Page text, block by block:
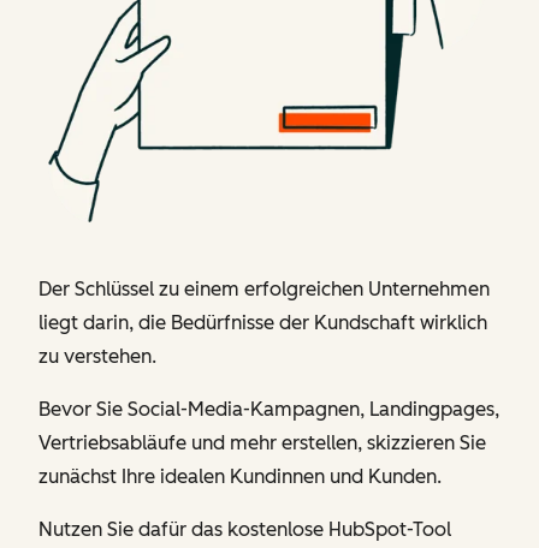
Der Schlüssel zu einem erfolgreichen Unternehmen
liegt darin, die Bedürfnisse der Kundschaft wirklich
zu verstehen.
Bevor Sie Social-Media-Kampagnen, Landingpages,
Vertriebsabläufe und mehr erstellen, skizzieren Sie
zunächst Ihre idealen Kundinnen und Kunden.
Nutzen Sie dafür das kostenlose HubSpot-Tool